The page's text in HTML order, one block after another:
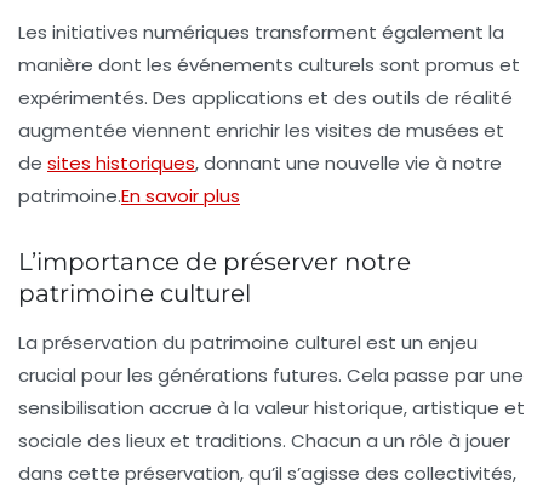
Les initiatives numériques transforment également la
manière dont les événements culturels sont promus et
expérimentés. Des applications et des outils de réalité
augmentée viennent enrichir les visites de musées et
de sites historiques, donnant une nouvelle vie à notre
patrimoine.En savoir plus
L’importance de préserver notre
patrimoine culturel
La préservation du patrimoine culturel est un enjeu
crucial pour les générations futures. Cela passe par une
sensibilisation accrue à la valeur historique,artistique et
sociale des lieux et traditions. Chacun a un rôle à jouer
dans cette préservation, qu’il s’agisse des collectivités,